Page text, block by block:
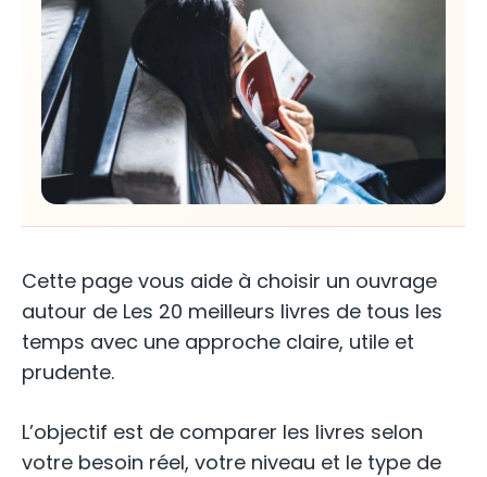
Cette page vous aide à choisir un ouvrage
autour de Les 20 meilleurs livres de tous les
temps avec une approche claire, utile et
prudente.
L’objectif est de comparer les livres selon
votre besoin réel, votre niveau et le type de